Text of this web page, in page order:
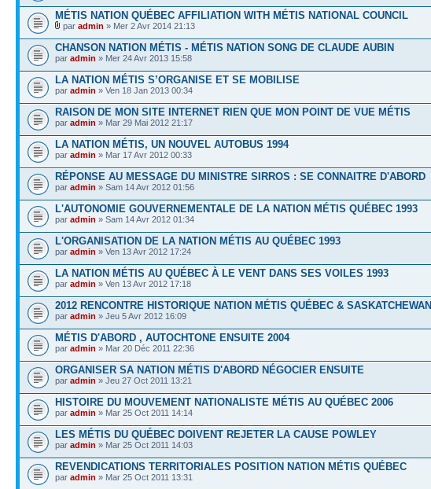
MÉTIS NATION QUÉBEC AFFILIATION WITH MÉTIS NATIONAL COUNCIL
par admin » Mer 2 Avr 2014 21:13
CHANSON NATION MÉTIS - MÉTIS NATION SONG DE CLAUDE AUBIN
par admin » Mer 24 Avr 2013 15:58
LA NATION MÉTIS S’ORGANISE ET SE MOBILISE
par admin » Ven 18 Jan 2013 00:34
RAISON DE MON SITE INTERNET RIEN QUE MON POINT DE VUE MÉTIS
par admin » Mar 29 Mai 2012 21:17
LA NATION MÉTIS, UN NOUVEL AUTOBUS 1994
par admin » Mar 17 Avr 2012 00:33
RÉPONSE AU MESSAGE DU MINISTRE SIRROS : SE CONNAITRE D'ABORD
par admin » Sam 14 Avr 2012 01:56
L'AUTONOMIE GOUVERNEMENTALE DE LA NATION MÉTIS QUÉBEC 1993
par admin » Sam 14 Avr 2012 01:34
L'ORGANISATION DE LA NATION MÉTIS AU QUÉBEC 1993
par admin » Ven 13 Avr 2012 17:24
LA NATION MÉTIS AU QUÉBEC À LE VENT DANS SES VOILES 1993
par admin » Ven 13 Avr 2012 17:18
2012 RENCONTRE HISTORIQUE NATION MÉTIS QUÉBEC & SASKATCHEWAN
par admin » Jeu 5 Avr 2012 16:09
MÉTIS D'ABORD , AUTOCHTONE ENSUITE 2004
par admin » Mar 20 Déc 2011 22:36
ORGANISER SA NATION MÉTIS D'ABORD NÉGOCIER ENSUITE
par admin » Jeu 27 Oct 2011 13:21
HISTOIRE DU MOUVEMENT NATIONALISTE MÉTIS AU QUÉBEC 2006
par admin » Mar 25 Oct 2011 14:14
LES MÉTIS DU QUÉBEC DOIVENT REJETER LA CAUSE POWLEY
par admin » Mar 25 Oct 2011 14:03
REVENDICATIONS TERRITORIALES POSITION NATION MÉTIS QUÉBEC
par admin » Mar 25 Oct 2011 13:31